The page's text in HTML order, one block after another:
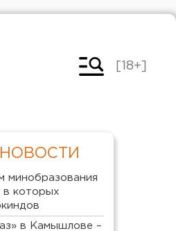
[18+]
минобразования
в которых
в Камышлове –